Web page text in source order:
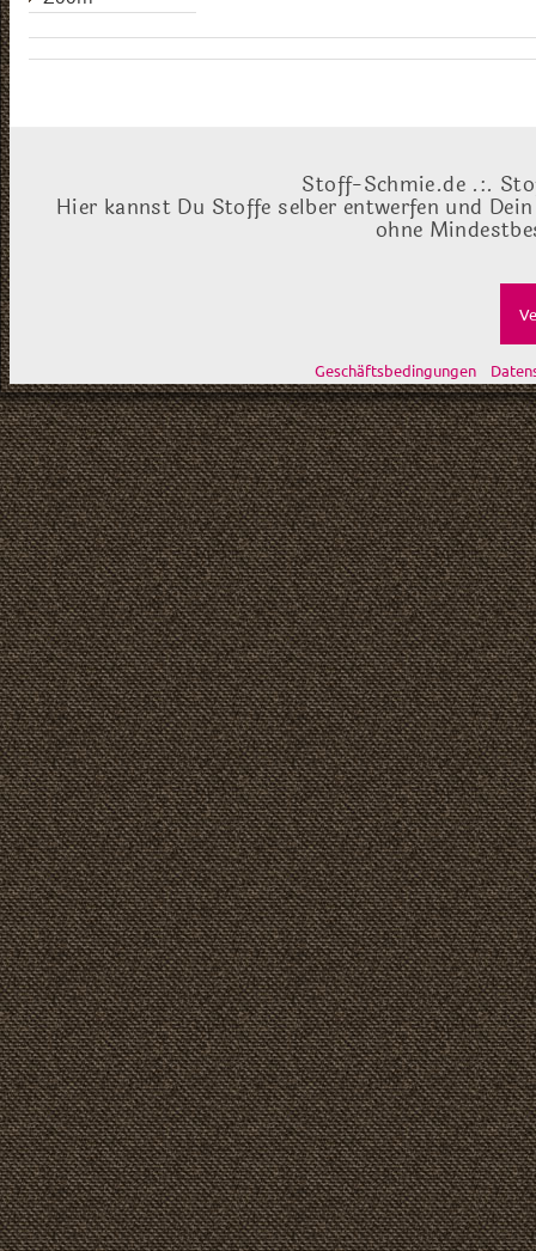
Stoff-Schmie.de .:.
Hier kannst Du Stoffe selber entwerfen und
ohne
Geschäftsbedingungen